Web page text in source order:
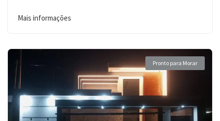
Mais informações
Pronto para Morar